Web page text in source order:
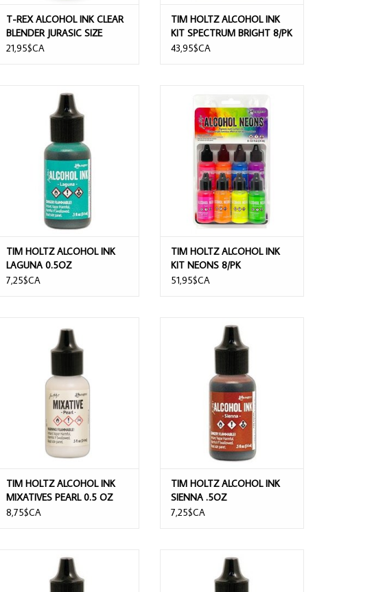
T-REX ALCOHOL INK CLEAR
BLENDER JURASIC SIZE
21,95$CA
TIM HOLTZ ALCOHOL INK
KIT SPECTRUM BRIGHT 8/PK
43,95$CA
TIM HOLTZ ALCOHOL INK LAGUNA
0.5OZ
TIM HOLTZ ALCOHOL INK
LAGUNA 0.5OZ
7,25$CA
NEONS 8/PK
TIM HOLTZ ALCOHOL INK
KIT NEONS 8/PK
51,95$CA
MIXATIVES PEARL 0.5 OZ
TIM HOLTZ ALCOHOL INK
MIXATIVES PEARL 0.5 OZ
8,75$CA
TIM HOLTZ ALCOHOL INK SIENNA
.5OZ
TIM HOLTZ ALCOHOL INK
SIENNA .5OZ
7,25$CA
TIM HOLTZ ALCOHOL INK LIMEADE
0.5 OZ
TIM HOLTZ ALCOHOL INK
FLAMINGO 0.5 OZ